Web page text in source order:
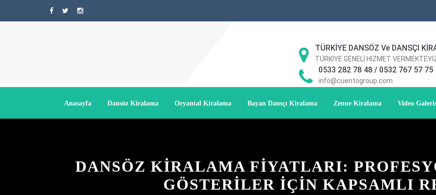
TÜRKİYE DANSÖZ Ve DANSÇI
TÜRKİYE GENELİ HİZMET
0533 282 78 48 / 0532 767 57 75
info@cuentogroup.com
Anasayfa Dansöz Kiralama Oryantal Kiralama Bayan Dansçı Kiralama Zenne Kiralama Video
DANSÖZ KIRALAMA FIYATLARI:
GÖSTERILER İÇIN KAPSAMLI